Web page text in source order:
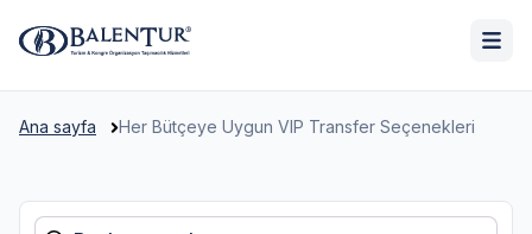
Ana sayfa Her Bütçeye Uygun VIP Transfer Seçenekleri